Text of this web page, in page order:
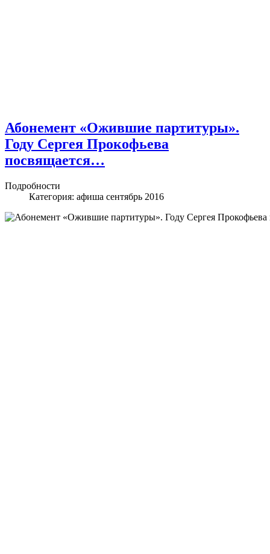
Абонемент «Ожившие партитуры».
Году Сергея Прокофьева
посвящается…
Подробности
Категория: афиша сентябрь 2016